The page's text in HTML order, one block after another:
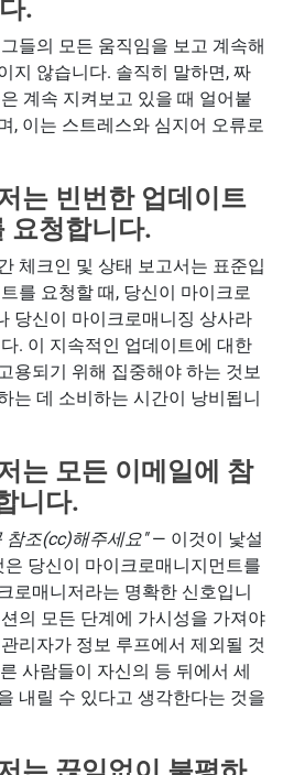
.
들의 모든 움직임을 보고 계속해
지 않습니다. 솔직히 말하면, 짜
계속 지켜보고 있을 때 얼어붙
, 이는 스트레스와 심지어 오류로
는 빈번한 업데이트
요청합니다.
체크인 및 상태 보고서는 표준입
를 요청할 때, 당신이 마이크로
당신이 마이크로매니징 상사라
. 이 지속적인 업데이트에 대한
용되기 위해 집중해야 하는 것보
는 데 소비하는 시간이 낭비됩니
는 모든 이메일에 참
니다.
참조(cc)해주세요''— 이것이 낯설
당신이 마이크로매니지먼트를
로매니저라는 명확한 신호입니
의 모든 단계에 가시성을 가져야
리자가 정보 루프에서 제외될 것
사람들이 자신의 등 뒤에서 세
내릴 수 있다고 생각한다는 것을